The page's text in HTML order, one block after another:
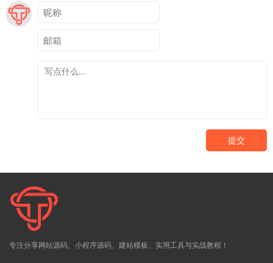
提交
专注分享网站源码、小程序源码、建站模板、实用工具与实战教程！